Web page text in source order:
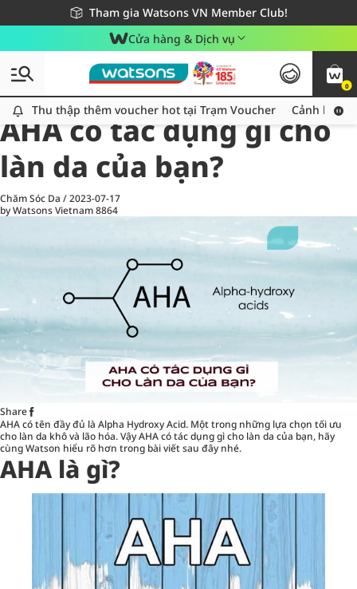
Tham gia Watsons VN Member Club!
Miễn phí giao hàng cho đơn hàng từ 249,000Đ
Giao hàng nhanh 24h - Áp dụng khu vực TP. Hồ Chí Minh
Cửa hàng & Dịch vụ
0
Thu thập thêm voucher hot tại Trạm Voucher
Thu thập thêm voucher hot tại Trạm Voucher Cảnh báo
All
Chăm Sóc Cá Nhân
AHA có tác dụng gì cho
làn da của bạn?
Chăm Sóc Da /2023-07-17
by Watsons Vietnam8864
Share
AHA có tên đầy đủ là Alpha Hydroxy Acid. Một trong những lựa chọn tối ưu
cho làn da khô và lão hóa. VậyAHA có tác dụng gì cho làn da của bạn, hãy
cùng Watson hiểu rõ hơn trong bài viết sau đây nhé.
AHA là gì?